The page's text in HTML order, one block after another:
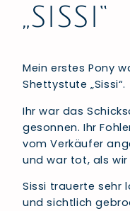
„SISSI“
Mein erstes Pony
Shettystute „Sissi“.
Ihr war das
gesonnen. Ihr
vom Verkäufer
und war tot, als
Sissi trauerte sehr
und sichtlich